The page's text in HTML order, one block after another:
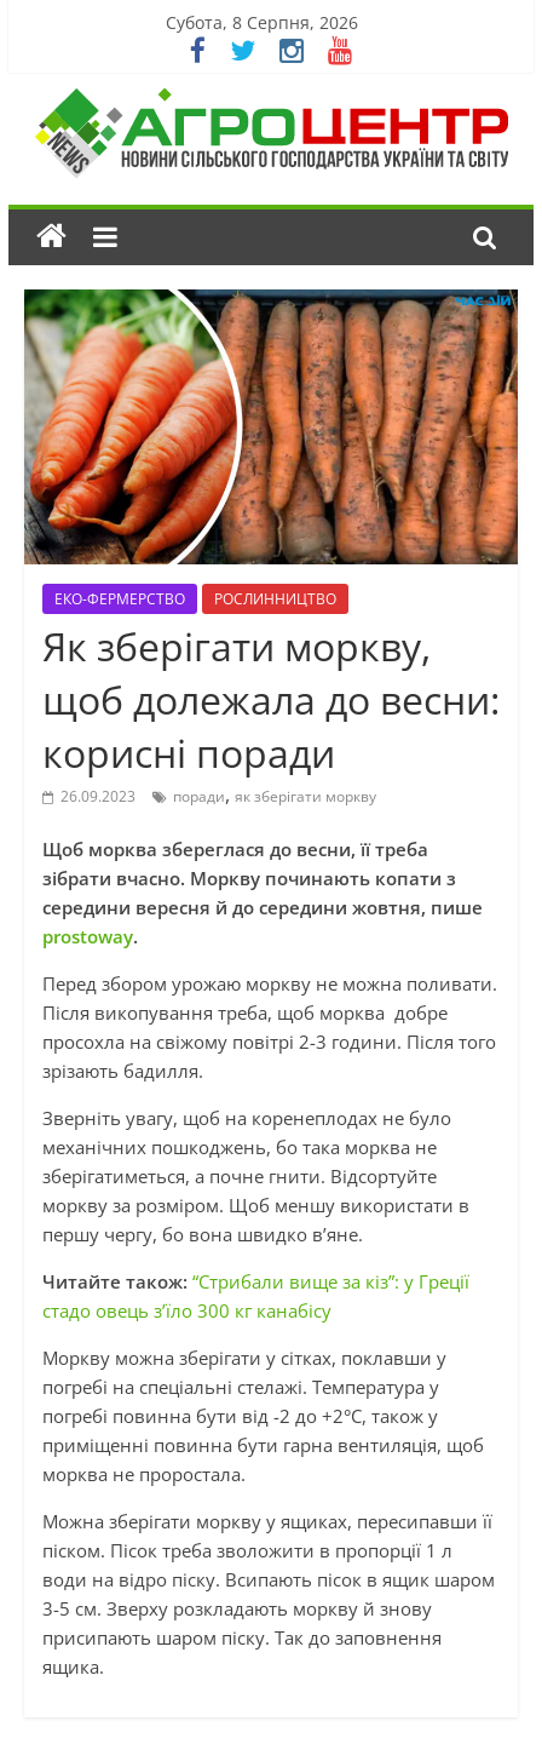
Субота, 8 Серпня, 2026
ЕКО-ФЕРМЕРСТВО РОСЛИННИЦТВО
Як зберігати моркву,
щоб долежала до весни:
корисні поради
26.09.2023 поради, як зберігати моркву
Щоб морква збереглася до весни, її треба
зібрати вчасно. Моркву починають копати з
середини вересня й до середини жовтня, пише
prostoway.
Перед збором урожаю моркву не можна поливати.
Після викопування треба, щоб морква добре
просохла на свіжому повітрі 2-3 години. Після того
зрізають бадилля.
Зверніть увагу, щоб на коренеплодах не було
механічних пошкоджень, бо така морква не
зберігатиметься, а почне гнити. Відсортуйте
моркву за розміром. Щоб меншу використати в
першу чергу, бо вона швидко в’яне.
Читайте також: “Стрибали вище за кіз”: у Греції
стадо овець з’їло 300 кг канабісу
Моркву можна зберігати у сітках, поклавши у
погребі на спеціальні стелажі. Температура у
погребі повинна бути від -2 до +2°C, також у
приміщенні повинна бути гарна вентиляція, щоб
морква не проростала.
Можна зберігати моркву у ящиках, пересипавши її
піском. Пісок треба зволожити в пропорції 1 л
води на відро піску. Всипають пісок в ящик шаром
3-5 см. Зверху розкладають моркву й знову
присипають шаром піску. Так до заповнення
ящика.